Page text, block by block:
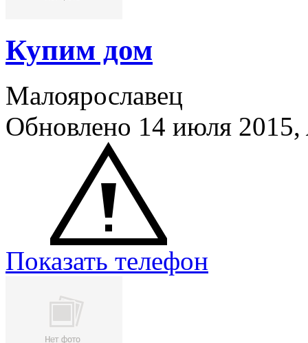
Купим дом
Малоярославец
Обновлено 14 июля 2015,
Показать телефон